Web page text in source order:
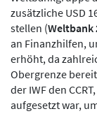
zusätzliche USD
stellen (Weltbank
an Finanzhilfen,
erhöht, da
Obergrenze
der IWF den
aufgesetzt war,